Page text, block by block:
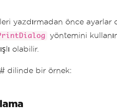
yazdırmadan önce
yöntemini
olabilir.
dilinde bir örnek: